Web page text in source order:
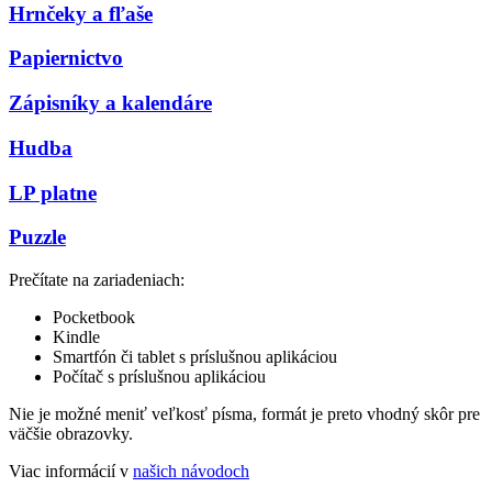
Hrnčeky a fľaše
Papiernictvo
Zápisníky a kalendáre
Hudba
LP platne
Puzzle
Prečítate na zariadeniach:
Pocketbook
Kindle
Smartfón či tablet s príslušnou aplikáciou
Počítač s príslušnou aplikáciou
Nie je možné meniť veľkosť písma, formát je preto vhodný skôr pre
väčšie obrazovky.
Viac informácií v našich návodoch